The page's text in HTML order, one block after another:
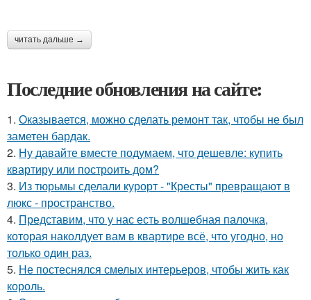
читать дальше →
Последние обновления на сайте:
1. Оказывается, можно сделать ремонт так, чтобы не был
заметен бардак.
2. Ну давайте вместе подумаем, что дешевле: купить
квартиру или построить дом?
3. Из тюрьмы сделали курорт - "Кресты" превращают в
люкс - пространство.
4. Представим, что у нас есть волшебная палочка,
которая наколдует вам в квартире всё, что угодно, но
только один раз.
5. Не постеснялся смелых интерьеров, чтобы жить как
король.